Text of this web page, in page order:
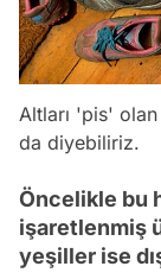
Altları 'pis' olan
da diyebiliriz.
Öncelikle bu
işaretlenmiş
yeşiller ise